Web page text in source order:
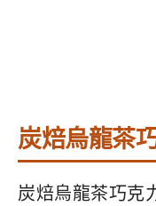
炭焙烏龍茶
炭焙烏龍茶巧克